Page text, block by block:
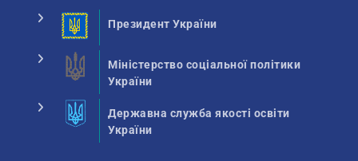
Президент України
Міністерство соціальної політики
України
Державна служба якості освіти
України